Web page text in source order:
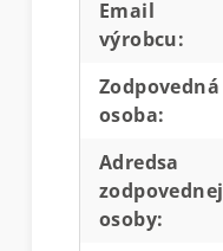
Email
výrobcu:
Zodpovedná
osoba:
Adredsa
zodpovednej
osoby: